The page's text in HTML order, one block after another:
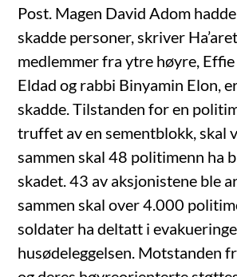
Post. Magen David Adom
skadde personer, skriver
medlemmer fra ytre høyre,
Eldad og rabbi Binyamin Elon,
skadde. Tilstanden for en
truffet av en sementblokk, skal
sammen skal 48 politimenn ha
skadet. 43 av aksjonistene ble
sammen skal over 4.000
soldater ha deltatt i
husødeleggelsen. Motstanden